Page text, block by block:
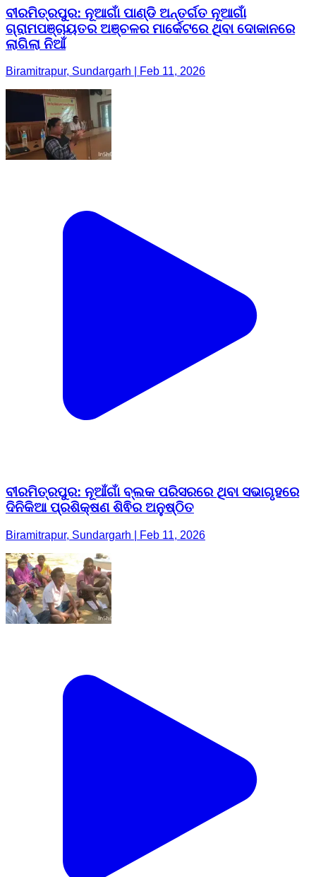
ବୀରମିତ୍ରପୁର: ନୂଆଗାଁ ପାଣ୍ଡି ଅନ୍ତର୍ଗତ ନୂଆଗାଁ
ଗ୍ରାମପଞ୍ଚାୟତର ଅଞ୍ଚଳର ମାର୍କେଟରେ ଥିବା ଦୋକାନରେ
ଲାଗିଲା ନିଆଁ
Biramitrapur, Sundargarh | Feb 11, 2026
ବୀରମିତ୍ରପୁର: ନୂଆଁଗାଁ ବ୍ଲକ ପରିସରରେ ଥିବା ସଭାଗୃହରେ
ଦିନିକିଆ ପ୍ରଶିକ୍ଷଣ ଶିଵିର ଅନୁଷ୍ଠିତ
Biramitrapur, Sundargarh | Feb 11, 2026